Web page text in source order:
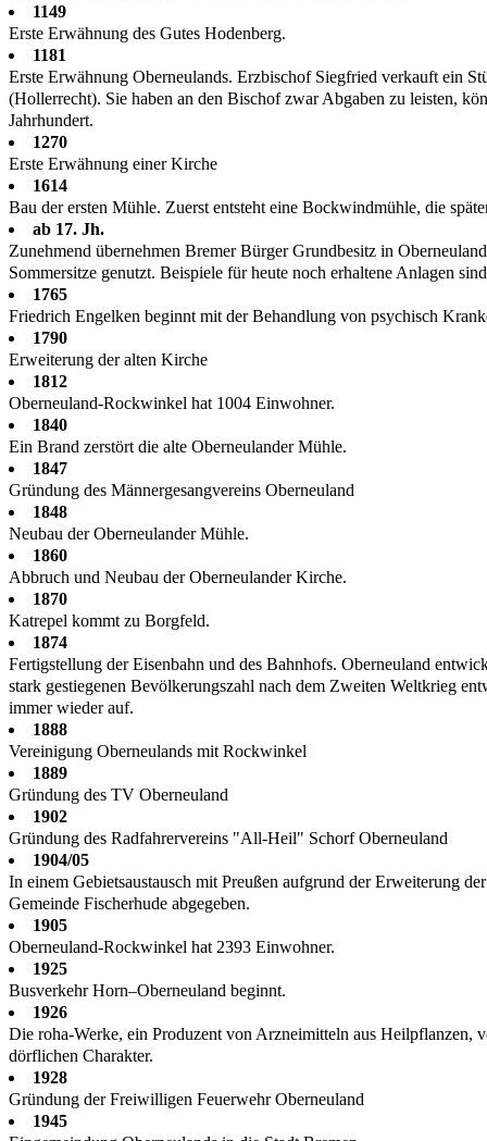
1149
Erste Erwähnung des Gutes Hodenberg.
1181
Erste Erwähnung Oberneulands. Erzbischof Siegfried verkauft ein
(Hollerrecht). Sie haben an den Bischof zwar Abgaben zu leisten,
Jahrhundert.
1270
Erste Erwähnung einer Kirche
1614
Bau der ersten Mühle. Zuerst entsteht eine Bockwindmühle, die
ab 17. Jh.
Zunehmend übernehmen Bremer Bürger Grundbesitz in
Sommersitze genutzt. Beispiele für heute noch erhaltene Anlagen
1765
Friedrich Engelken beginnt mit der Behandlung von psychisch
1790
Erweiterung der alten Kirche
1812
Oberneuland-Rockwinkel hat 1004 Einwohner.
1840
Ein Brand zerstört die alte Oberneulander Mühle.
1847
Gründung des Männergesangvereins Oberneuland
1848
Neubau der Oberneulander Mühle.
1860
Abbruch und Neubau der Oberneulander Kirche.
1870
Katrepel kommt zu Borgfeld.
1874
Fertigstellung der Eisenbahn und des Bahnhofs. Ober­neuland
stark gestiegenen Bevölkerungszahl nach dem Zweiten Weltkrieg
immer wieder auf.
1888
Vereinigung Oberneulands mit Rockwinkel
1889
Gründung des TV Oberneuland
1902
Gründung des Radfahrervereins "All-Heil" Schorf Oberneuland
1904/05
In einem Gebietsaustausch mit Preußen aufgrund der Erweiterung
Gemeinde Fischerhude abgegeben.
1905
Oberneuland-Rockwinkel hat 2393 Einwohner.
1925
Busverkehr Horn–Oberneuland beginnt.
1926
Die roha-Werke, ein Produzent von Arzneimitteln aus Heilpflanzen,
dörflichen Charakter.
1928
Gründung der Freiwilligen Feuerwehr Oberneuland
1945